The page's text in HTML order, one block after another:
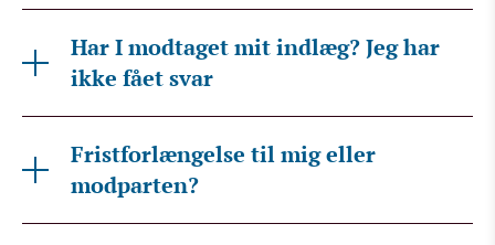
Har I modtaget mit indlæg? Jeg har
ikke fået svar
Fristforlængelse til mig eller
modparten?